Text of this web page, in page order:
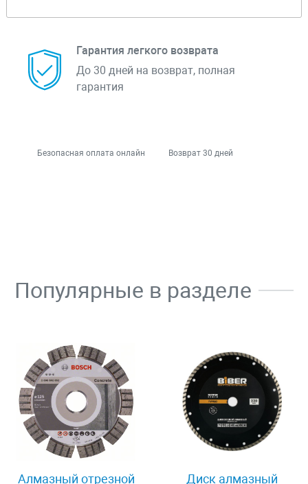
Гарантия легкого возврата
До 30 дней на возврат, полная
гарантия
Безопасная оплата онлайн Возврат 30 дней
Популярные в разделе
Алмазный отрезной Диск алмазный